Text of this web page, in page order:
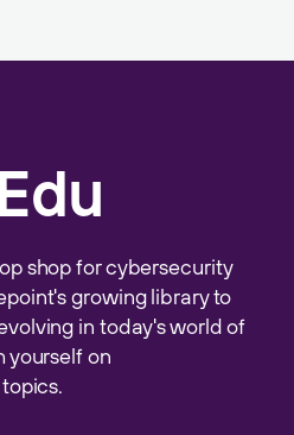
shop for cybersecurity
growing library to
in today's world of
yourself on